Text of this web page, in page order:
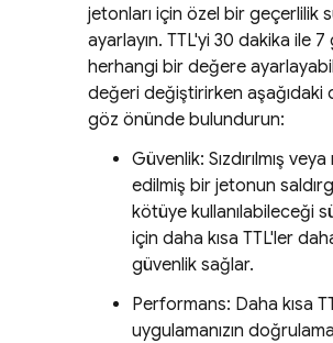
jetonları için özel bir geçerlilik
ayarlayın. TTL'yi 30 dakika ile 7
herhangi bir değere
değeri değiştirirken aşağıdaki
göz önünde bulundurun:
Güvenlik: Sızdırılmış
edilmiş bir jetonun
kötüye kullanılabileceği
için daha kısa TTL'ler
güvenlik sağlar.
Performans: Daha kısa
uygulamanızın